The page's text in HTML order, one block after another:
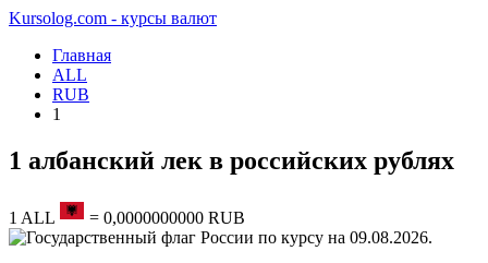
Kursolog.com - курсы валют
Главная
ALL
RUB
1
1 албанский лек в российских рублях
1 ALL = 0,0000000000 RUB
по курсу на 09.08.2026.